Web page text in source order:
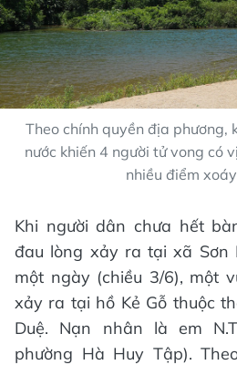
Theo chính quyền địa phương,
nước khiến 4 người tử vong có
nhiều điểm
Khi người dân chưa hết
đau lòng xảy ra tại xã Sơn
một ngày (chiều 3/6), một
xảy ra tại hồ Kẻ Gỗ thuộc
Duệ. Nạn nhân là em
phường Hà Huy Tập).